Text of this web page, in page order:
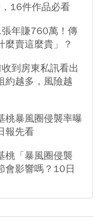
16件作品必看
年賺760萬！傳
麼賣這麼貴」？
到房東私訊看出
約越多，風險越
桃暴風圈侵襲率曝
報先看
桃「暴風圈侵襲
會影響嗎？10日